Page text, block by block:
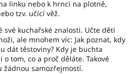
linku nebo k hrnci na plotně,
tzv. učící věž.
své kuchařské znalosti. Učte děti
ale mnohem víc: Jak poznat, kdy
dát těstoviny? Kdy je buchta
o tom, co a proč děláte. Takové
žádnou samozřejmostí.